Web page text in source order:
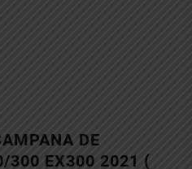
DE
300 EX300 2021 (